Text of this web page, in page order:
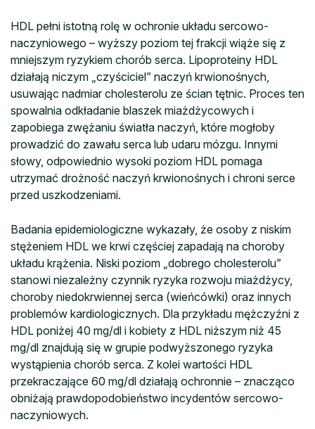
HDL pełni istotną rolę w ochronie układu sercowo-
naczyniowego – wyższy poziom tej frakcji wiąże się z
mniejszym ryzykiem chorób serca. Lipoproteiny HDL
działają niczym „czyściciel” naczyń krwionośnych,
usuwając nadmiar cholesterolu ze ścian tętnic. Proces ten
spowalnia odkładanie blaszek miażdżycowych i
zapobiega zwężaniu światła naczyń, które mogłoby
prowadzić do zawału serca lub udaru mózgu. Innymi
słowy, odpowiednio wysoki poziom HDL pomaga
utrzymać drożność naczyń krwionośnych i chroni serce
przed uszkodzeniami.
Badania epidemiologiczne wykazały, że osoby z niskim
stężeniem HDL we krwi częściej zapadają na choroby
układu krążenia. Niski poziom „dobrego cholesterolu”
stanowi niezależny czynnik ryzyka rozwoju miażdżycy,
choroby niedokrwiennej serca (wieńcówki) oraz innych
problemów kardiologicznych. Dla przykładu mężczyźni z
HDL poniżej 40 mg/dl i kobiety z HDL niższym niż 45
mg/dl znajdują się w grupie podwyższonego ryzyka
wystąpienia chorób serca. Z kolei wartości HDL
przekraczające 60 mg/dl działają ochronnie – znacząco
obniżają prawdopodobieństwo incydentów sercowo-
naczyniowych.